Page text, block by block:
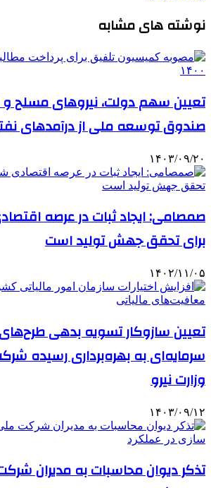
نوشته های مشابه
تعیین سهم دولت، نیروهای مسلح و
صندوق توسعه ملی از درآمدهای
۱۴۰۳/۰۹/۲۰
صمصامی: ایجاد ثبات در عرصه
برای تحقق جهش تولید است
۱۴۰۲/۱۱/۰۵
تعیین سازوکار تسویه بدهی
سرمایه‌ای به بهره‌برداری رسیده
وزارت نیرو
۱۴۰۳/۰۹/۱۲
تذکر دیوان محاسبات به مدیران